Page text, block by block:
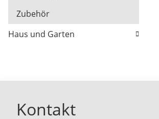
Zubehör
Haus und Garten
Kontakt